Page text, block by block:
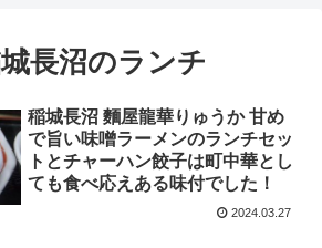
長沼のランチ
稲城長沼 麵屋龍華りゅうか 甘め
で旨い味噌ラーメンのランチセッ
トとチャーハン餃子は町中華とし
ても食べ応えある味付でした！
2024.03.27